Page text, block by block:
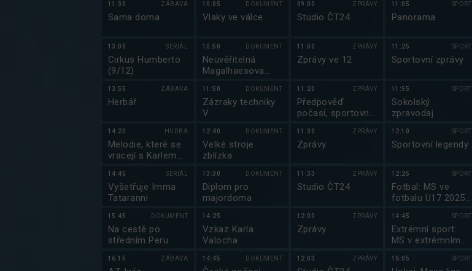
regionech plus
11:30 ZÁBAVA
Sama doma
13:00 SERIÁL
Cirkus Humberto
(9/12)
13:55 ZÁBAVA
Herbář
14:20 HUDBA
Melodie, které se
vracejí s Karlem
hosty
14:45 SERIÁL
Vyšetřuje Imma
Tataranni
15:45 DOKUMENT
Na cestě po
středním Peru
16:15 ZÁBAVA
10:05 DOKUMENT
Vlaky ve válce
10:50 DOKUMENT
Neuvěřitelná
Magalhaesova
11:50 DOKUMENT
Zázraky techniky
V
12:40 DOKUMENT
Velké stroje
zblízka
13:30 DOKUMENT
Diplom pro
majordoma
14:25
Vzkaz Karla
Valocha
14:45 DOKUMENT
09:00 ZPRÁVY
Studio ČT24
11:00 ZPRÁVY
Zprávy ve 12
11:20 ZPRÁVY
Předpověď
počasí, sportovní
11:30 ZPRÁVY
Zprávy
11:33 ZPRÁVY
Studio ČT24
12:00 ZPRÁVY
Zprávy
12:03 ZPRÁVY
11:05 SPORT
Panorama
11:25 SPORT
Sportovní zprávy
11:55 SPORT
Sokolský
zpravodaj
12:10 SPORT
Sportovní legendy
12:25 SPORT
Fotbal: MS ve
fotbalu U17 2025
14:45 SPORT
Extrémní sport:
MS v extrémním
2025
16:05 SPORT